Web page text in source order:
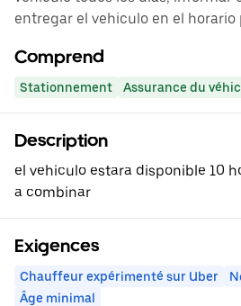
entregar el vehiculo en el horario
Comprend
Stationnement Assurance du
Description
el vehiculo estara disponible 10
a combinar
Exigences
Chauffeur expérimenté sur Uber
Âge minimal